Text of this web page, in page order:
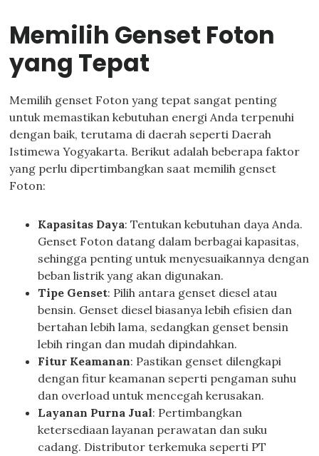
Memilih Genset Foton
yang Tepat
Memilih genset Foton yang tepat sangat penting
untuk memastikan kebutuhan energi Anda terpenuhi
dengan baik, terutama di daerah seperti Daerah
Istimewa Yogyakarta. Berikut adalah beberapa faktor
yang perlu dipertimbangkan saat memilih genset
Foton:
Kapasitas Daya: Tentukan kebutuhan daya Anda.
Genset Foton datang dalam berbagai kapasitas,
sehingga penting untuk menyesuaikannya dengan
beban listrik yang akan digunakan.
Tipe Genset: Pilih antara genset diesel atau
bensin. Genset diesel biasanya lebih efisien dan
bertahan lebih lama, sedangkan genset bensin
lebih ringan dan mudah dipindahkan.
Fitur Keamanan: Pastikan genset dilengkapi
dengan fitur keamanan seperti pengaman suhu
dan overload untuk mencegah kerusakan.
Layanan Purna Jual: Pertimbangkan
ketersediaan layanan perawatan dan suku
cadang. Distributor terkemuka seperti PT